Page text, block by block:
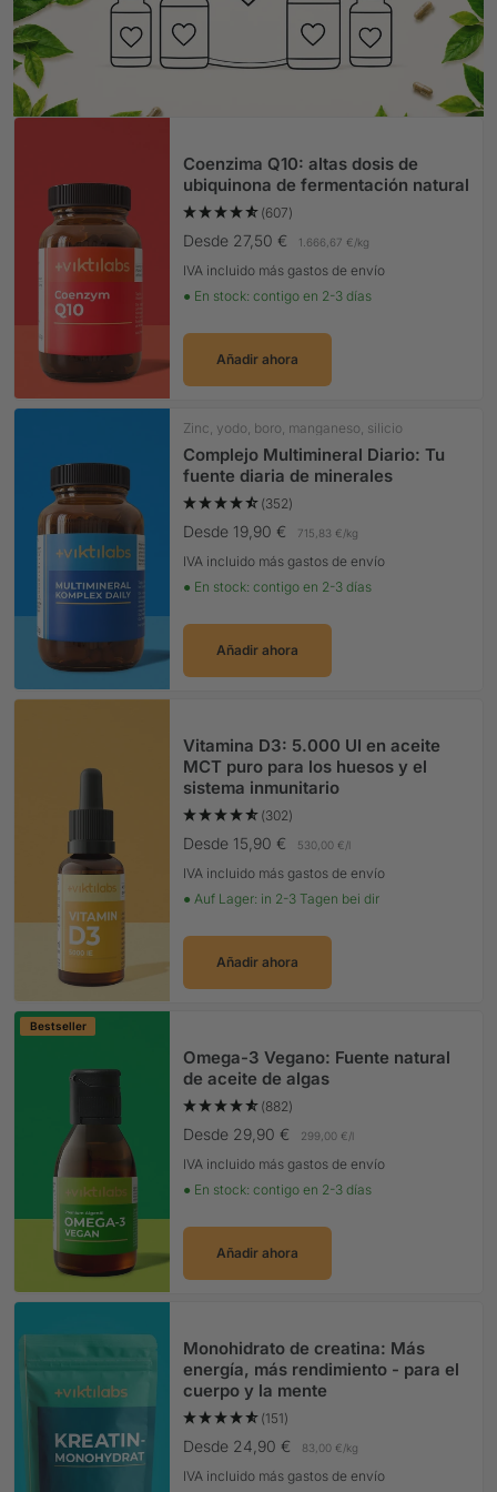
Coenzima Q10: altas dosis de
ubiquinona de fermentación natural
(607)
Precio Oferta
Desde 27,50 € 1.666,67 €/kg
IVA incluido más gastos de envío
● En stock: contigo en 2-3 días
Añadir ahora
Zinc, yodo, boro, manganeso, silicio
Complejo Multimineral Diario: Tu
fuente diaria de minerales
(352)
Precio Oferta
Desde 19,90 € 715,83 €/kg
IVA incluido más gastos de envío
● En stock: contigo en 2-3 días
Añadir ahora
Vitamina D3: 5.000 UI en aceite
MCT puro para los huesos y el
sistema inmunitario
(302)
Precio Oferta
Desde 15,90 € 530,00 €/l
IVA incluido más gastos de envío
● Auf Lager: in 2-3 Tagen bei dir
Añadir ahora
Bestseller
Omega-3 Vegano: Fuente natural
de aceite de algas
(882)
Precio Oferta
Desde 29,90 € 299,00 €/l
IVA incluido más gastos de envío
● En stock: contigo en 2-3 días
Añadir ahora
Monohidrato de creatina: Más
energía, más rendimiento - para el
cuerpo y la mente
(151)
Precio Oferta
Desde 24,90 € 83,00 €/kg
IVA incluido más gastos de envío